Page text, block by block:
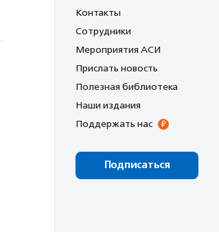
Контакты
Сотрудники
Мероприятия АСИ
Прислать новость
Полезная библиотека
Наши издания
Поддержать нас
Подписаться